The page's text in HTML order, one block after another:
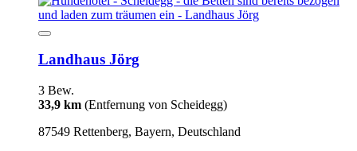
Landhaus Jörg
3 Bew.
33,9 km (Entfernung von Scheidegg)
87549 Rettenberg, Bayern, Deutschland